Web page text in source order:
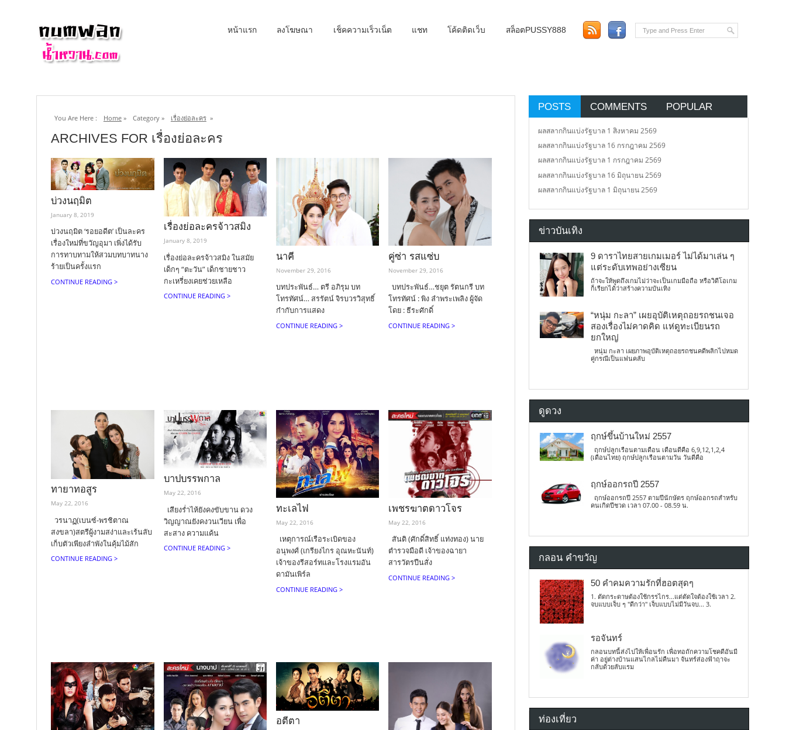
หน้าแรก ลงโฆษณา เช็คความเร็วเน็ต แชท โค้ดติดเว็บ สล็อตPUSSY888
You Are Here : Home» Category » เรื่องย่อละคร»
ARCHIVES FOR เรื่องย่อละคร
บ่วงนฤมิต
January 8, 2019
บ่วงนฤมิต ‘รอยอดีต’ เป็นละคร
เรื่องใหม่ที่ขวัญอุมา เพิ่งได้รับ
การทาบทามให้สวมบทบาทนาง
ร้ายเป็นครั้งแรก
CONTINUE READING >
เรื่องย่อละครจ้าวสมิง
January 8, 2019
เรื่องย่อละครจ้าวสมิง ในสมัย
เด็กๆ “ตะวัน” เด็กชายชาว
กะเหรี่ยงเคยช่วยเหลือ
CONTINUE READING >
นาคี
November 29, 2016
บทประพันธ์… ตรี อภิรุม บท
โทรทัศน์… สรรัตน์ จิรบวรวิสุทธิ์
กำกับการแสดง
CONTINUE READING >
คู่ซ่า รสแซ่บ
November 29, 2016
บทประพันธ์…ชยุต รัตนกรี บท
โทรทัศน์ : พิง ลำพระเพลิง ผู้จัด
โดย : ธีระศักดิ์
CONTINUE READING >
ทายาทอสูร
May 22, 2016
วรนาฏ(เบนซ์-พรชิตาณ
สงขลา)สตรีผู้งามสง่าและเร้นลับ
เก็บตัวเพียงลำพังในคุ้มไม้สัก
CONTINUE READING >
บาปบรรพกาล
May 22, 2016
เสียงร่ำไห้ยังคงขับขาน ดวง
วิญญาณยังคงวนเวียน เพื่อ
สะสาง ความแค้น
CONTINUE READING >
ทะเลไฟ
May 22, 2016
เหตุการณ์เรือระเบิดของ
อนุพงศ์ (เกรียงไกร อุณหะนันท์)
เจ้าของรีสอร์ทและโรงแรมอัน
ดามันเพิร์ล
CONTINUE READING >
เพชรฆาตดาวโจร
May 22, 2016
สันติ (ศักดิ์สิทธิ์ แท่งทอง) นาย
ตำรวจมือดี เจ้าของฉายา
สารวัตรปืนสั่ง
CONTINUE READING >
อตีตา
POSTS COMMENTS POPULAR
ผลสลากกินแบ่งรัฐบาล 1 สิงหาคม 2569
ผลสลากกินแบ่งรัฐบาล 16 กรกฎาคม 2569
ผลสลากกินแบ่งรัฐบาล 1 กรกฎาคม 2569
ผลสลากกินแบ่งรัฐบาล 16 มิถุนายน 2569
ผลสลากกินแบ่งรัฐบาล 1 มิถุนายน 2569
ข่าวบันเทิง
9 ดาราไทยสายเกมเมอร์ ไม่ได้มาเล่น ๆ
แต่ระดับเทพอย่างเซียน
ถ้าจะให้พูดถึงเกมไม่ว่าจะเป็นเกมมือถือ หรือวิดีโอเกม
ก็เรียกได้ว่าสร้างความบันเทิง
“หนุ่ม กะลา” เผยอุบัติเหตุถอยรถชนเจอ
สองเรื่องไม่คาดคิด แห่ดูทะเบียนรถ
ยกใหญ่
หนุ่ม กะลา เผยภาพอุบัติเหตุถอยรถชนคดีพลิกไปหมด
คู่กรณีเป็นแฟนคลับ
ดูดวง
ฤกษ์ขึ้นบ้านใหม่ 2557
ฤกษ์ปลูกเรือนตามเดือน เดือนดีคือ 6,9,12,1,2,4
(เดือนไทย) ฤกษ์ปลูกเรือนตามวัน วันดีคือ
ฤกษ์ออกรถปี 2557
ฤกษ์ออกรถปี 2557 ตามปีนักษัตร ฤกษ์ออกรถสำหรับ
คนเกิดปีชวด เวลา 07.00 - 08.59 น.
กลอน คำขวัญ
50 คำคมความรักที่ฮอตสุดๆ
1. ตัดกระดาษต้องใช้กรรไกร...แต่ตัดใจต้องใช้เวลา 2.
จบแบบเจ็บ ๆ "ดีกว่า" เจ็บแบบไม่มีวันจบ... 3.
รอจันทร์
กลอนบทนี้ส่งไปให้เพื่อนรัก เพื่อทอถักความโชคดีอันมี
ค่า อยู่ต่างบ้านแสนไกลไม่คืนมา จันทร์ส่องฟ้าฤาจะ
กลับด้วยลับแรม
ท่องเที่ยว